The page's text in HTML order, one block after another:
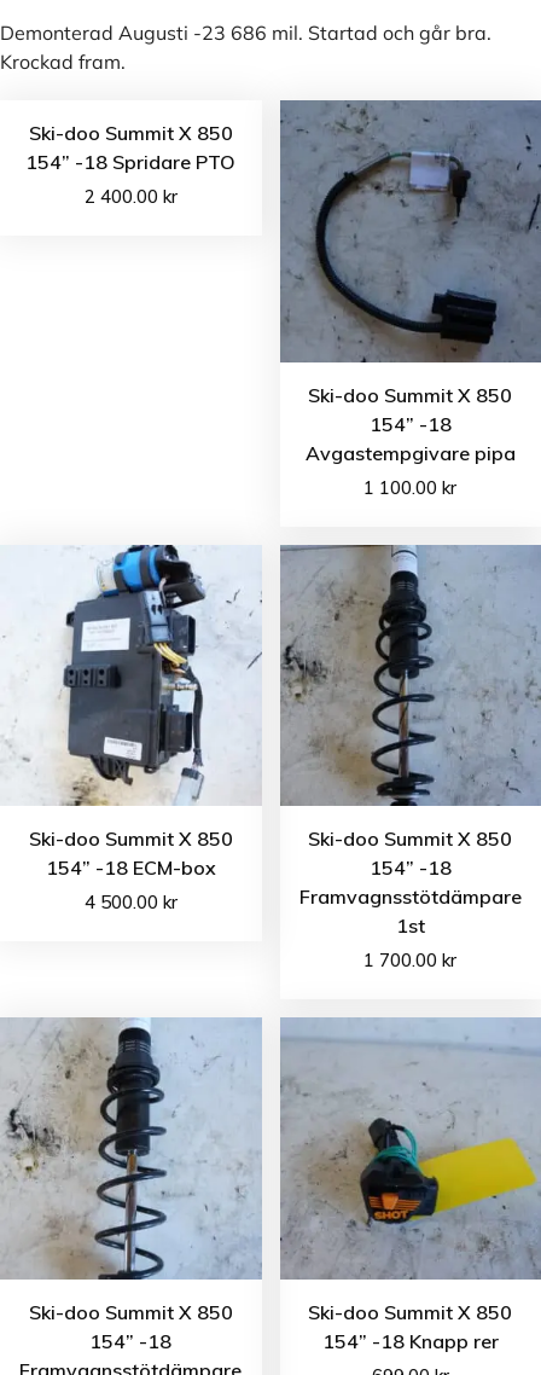
Demonterad Augusti -23 686 mil. Startad och går bra.
Krockad fram.
Ski-doo Summit X 850
154” -18 Spridare PTO
2 400.00 kr
Ski-doo Summit X 850
154” -18
Avgastempgivare pipa
1 100.00kr
Ski-doo Summit X 850
154” -18 ECM-box
4 500.00 kr
Ski-doo Summit X 850
154” -18
Framvagnsstötdämpare
1st
1 700.00kr
Ski-doo Summit X 850
154” -18
Framvagnsstötdämpare
Ski-doo Summit X 850
154” -18 Knapp rer